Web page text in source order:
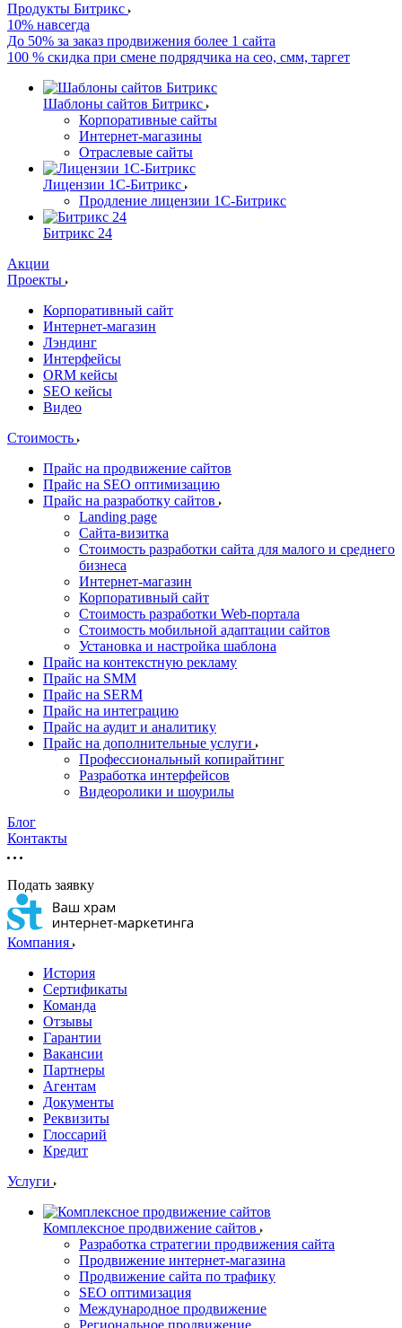
Продукты Битрикс
10% навсегда
До 50% за заказ продвижения более 1 сайта
100 % скидка при смене подрядчика на сео, смм, таргет
Шаблоны сайтов Битрикс
Корпоративные сайты
Интернет-магазины
Отраслевые сайты
Лицензии 1С-Битрикс
Продление лицензии 1С-Битрикс
Битрикс 24
Акции
Проекты
Корпоративный сайт
Интернет-магазин
Лэндинг
Интерфейсы
ORM кейсы
SEO кейсы
Видео
Стоимость
Прайс на продвижение сайтов
Прайс на SEO оптимизацию
Прайс на разработку сайтов
Landing page
Cайта-визитка
Стоимость разработки сайта для малого и среднего
бизнеса
Интернет-магазин
Корпоративный сайт
Стоимость разработки Web-портала
Стоимость мобильной адаптации сайтов
Установка и настройка шаблона
Прайс на контекстную рекламу
Прайс на SMM
Прайс на SERM
Прайс на интеграцию
Прайс на аудит и аналитику
Прайс на дополнительные услуги
Профессиональный копирайтинг
Разработка интерфейсов
Видеоролики и шоурилы
Блог
Контакты
Подать заявку
Компания
История
Сертификаты
Команда
Отзывы
Гарантии
Вакансии
Партнеры
Агентам
Документы
Реквизиты
Глоссарий
Кредит
Услуги
Комплексное продвижение сайтов
Разработка стратегии продвижения сайта
Продвижение интернет-магазина
Продвижение сайта по трафику
SEO оптимизация
Международное продвижение
Региональное продвижение